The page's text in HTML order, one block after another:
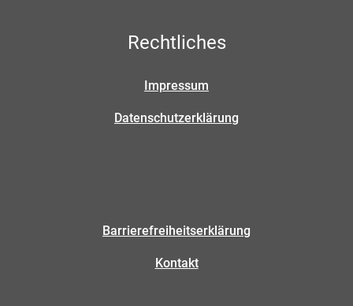
Rechtliches
Impressum
Datenschutzerklärung
Barrierefreiheitserklärung
Kontakt